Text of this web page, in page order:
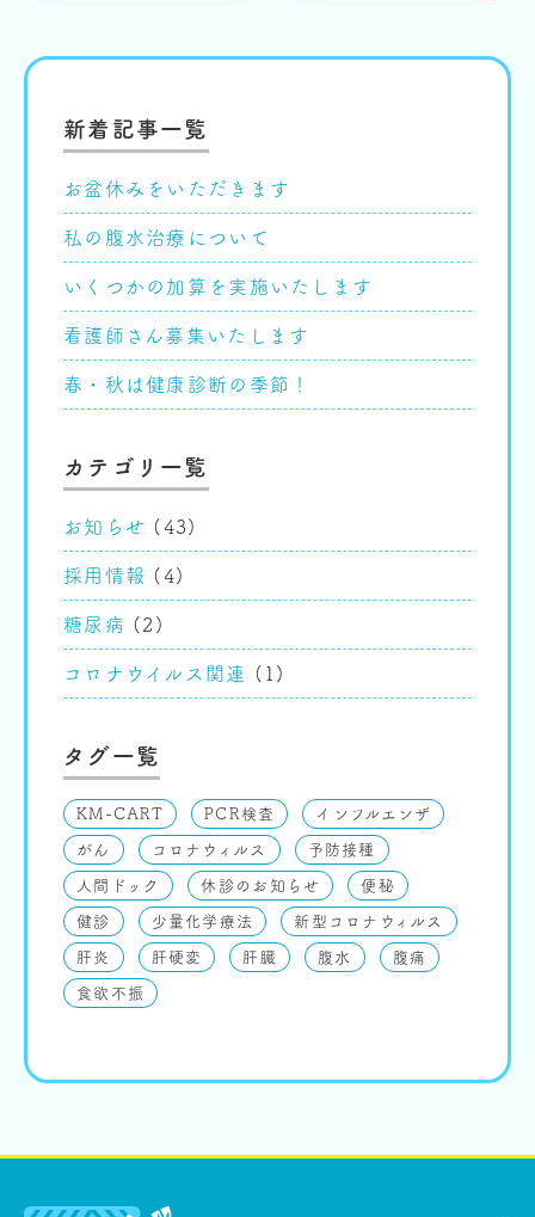
新着記事一覧
お盆休みをいただきます
私の腹水治療について
いくつかの加算を実施いたします
看護師さん募集いたします
春・秋は健康診断の季節！
カテゴリ一覧
お知らせ (43)
採用情報 (4)
糖尿病 (2)
コロナウイルス関連 (1)
タグ一覧
KM-CART PCR検査 インフルエンザ
がん コロナウィルス 予防接種
人間ドック 休診のお知らせ 便秘
健診 少量化学療法 新型コロナウィルス
肝炎 肝硬変 肝臓 腹水 腹痛
食欲不振